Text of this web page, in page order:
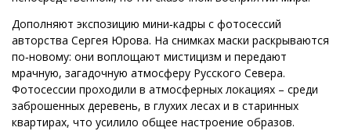
Дополняют экспозицию мини‑кадры с фотосессий
авторства Сергея Юрова. На снимках маски раскрываются
по‑новому: они воплощают мистицизм и передают
мрачную, загадочную атмосферу Русского Севера.
Фотосессии проходили в атмосферных локациях – среди
заброшенных деревень, в глухих лесах и в старинных
квартирах, что усилило общее настроение образов.